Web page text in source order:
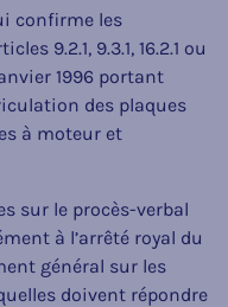
confirme les
9.2.1, 9.3.1, 16.2.1 ou
1996 portant
des plaques
à moteur et
sur le procès-verbal
à l’arrêté royal du
général sur les
doivent répondre